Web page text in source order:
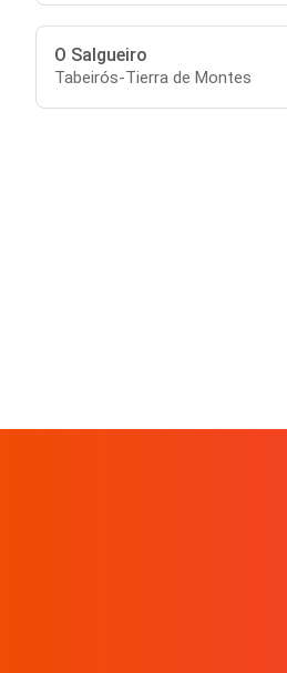
O Salgueiro
Tabeirós-Tierra de Montes